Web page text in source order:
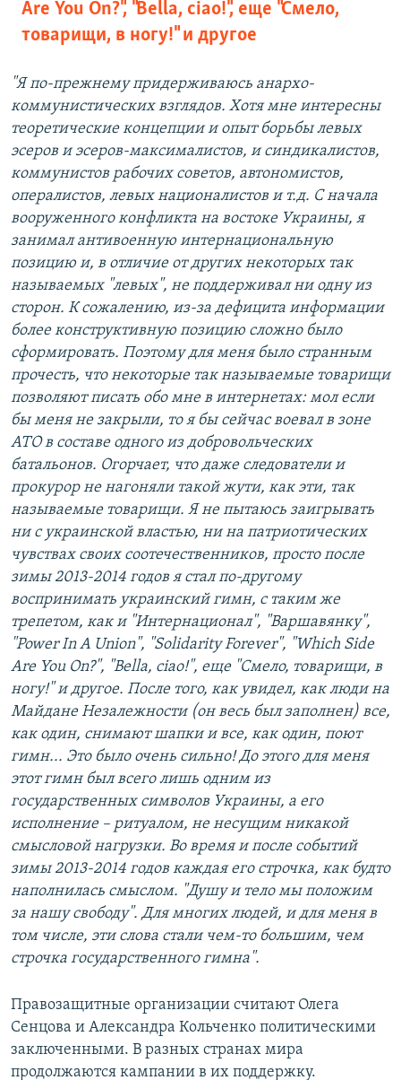
Are You On?", "Bella, ciao!", еще "Смело,
товарищи, в ногу!" и другое
"Я по-прежнему придерживаюсь анархо-
коммунистических взглядов. Хотя мне интересны
теоретические концепции и опыт борьбы левых
эсеров и эсеров-максималистов, и синдикалистов,
коммунистов рабочих советов, автономистов,
опералистов, левых националистов и т.д. С начала
вооруженного конфликта на востоке Украины, я
занимал антивоенную интернациональную
позицию и, в отличие от других некоторых так
называемых "левых", не поддерживал ни одну из
сторон. К сожалению, из-за дефицита информации
более конструктивную позицию сложно было
сформировать. Поэтому для меня было странным
прочесть, что некоторые так называемые товарищи
позволяют писать обо мне в интернетах: мол если
бы меня не закрыли, то я бы сейчас воевал в зоне
АТО в составе одного из добровольческих
батальонов. Огорчает, что даже следователи и
прокурор не нагоняли такой жути, как эти, так
называемые товарищи. Я не пытаюсь заигрывать
ни с украинской властью, ни на патриотических
чувствах своих соотечественников, просто после
зимы 2013-2014 годов я стал по-другому
воспринимать украинский гимн, с таким же
трепетом, как и "Интернационал", "Варшавянку",
"Power In A Union", "Solidarity Forever", "Which Side
Are You On?", "Bella, ciao!", еще "Смело, товарищи, в
ногу!" и другое. После того, как увидел, как люди на
Майдане Незалежности (он весь был заполнен) все,
как один, снимают шапки и все, как один, поют
гимн... Это было очень сильно! До этого для меня
этот гимн был всего лишь одним из
государственных символов Украины, а его
исполнение – ритуалом, не несущим никакой
смысловой нагрузки. Во время и после событий
зимы 2013-2014 годов каждая его строчка, как будто
наполнилась смыслом. "Душу и тело мы положим
за нашу свободу". Для многих людей, и для меня в
том числе, эти слова стали чем-то большим, чем
строчка государственного гимна".
Правозащитные организации считают Олега
Сенцова и Александра Кольченко политическими
заключенными. В разных странах мира
продолжаются кампании в их поддержку.